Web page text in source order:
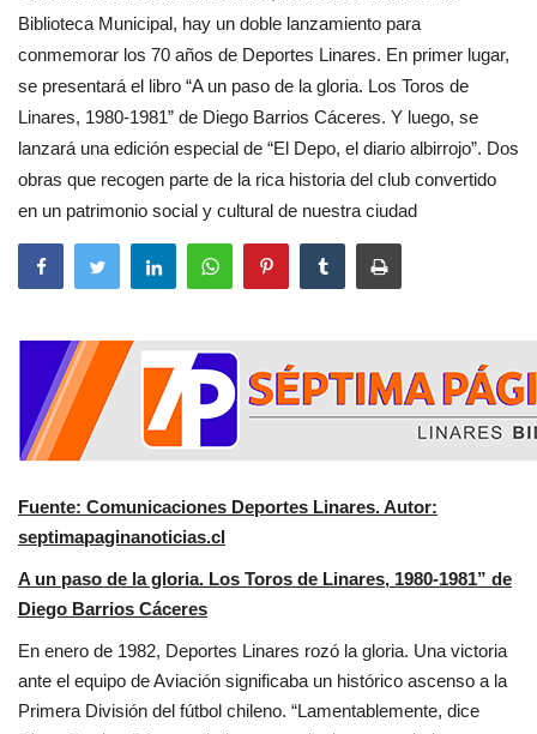
Biblioteca Municipal, hay un doble lanzamiento para
conmemorar los 70 años de Deportes Linares. En primer lugar,
se presentará el libro “A un paso de la gloria. Los Toros de
Linares, 1980-1981” de Diego Barrios Cáceres. Y luego, se
lanzará una edición especial de “El Depo, el diario albirrojo”. Dos
obras que recogen parte de la rica historia del club convertido
en un patrimonio social y cultural de nuestra ciudad
Fuente: Comunicaciones Deportes Linares. Autor:
septimapaginanoticias.cl
A un paso de la gloria. Los Toros de Linares, 1980-1981” de
Diego Barrios Cáceres
En enero de 1982, Deportes Linares rozó la gloria. Una victoria
ante el equipo de Aviación significaba un histórico ascenso a la
Primera División del fútbol chileno. “Lamentablemente, dice